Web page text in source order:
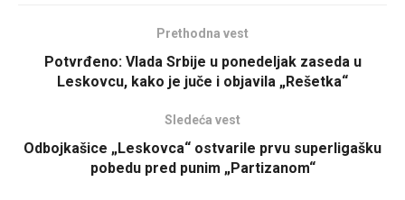
Prethodna vest
Potvrđeno: Vlada Srbije u ponedeljak zaseda u
Leskovcu, kako je juče i objavila „Rešetka“
Sledeća vest
Odbojkašice „Leskovca“ ostvarile prvu superligašku
pobedu pred punim „Partizanom“